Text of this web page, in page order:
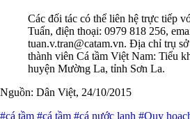
Các đối tác có thể liên hệ trực tiếp
Tuấn, điện thoại: 0979 818 256,
tuan.v.tran@catam.vn. Địa chỉ trụ
thành viên Cá tầm Việt Nam: Tiểu
huyện Mường La, tỉnh Sơn La.
Nguồn: Dân Việt, 24/10/2015
#cá tầm #cá tầm #cá nước lạnh #Quy